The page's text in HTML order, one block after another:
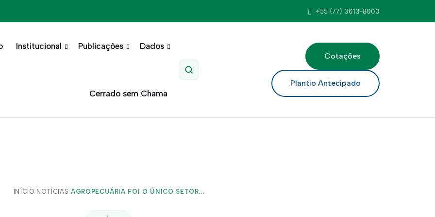
+55 (77) 3613-8000
Institucional Publicações Dados
Cerrado sem Chama
Pesquisar
Cotações
Plantio Antecipado
INÍCIO/ NOTÍCIAS/AGROPECUÁRIA FOI O ÚNICO SETOR...